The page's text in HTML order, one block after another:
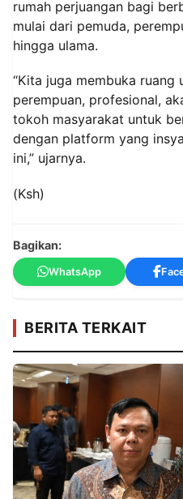
rumah perjuangan bagi
mulai dari pemuda,
hingga ulama.
“Kita juga membuka ruang
perempuan, profesional,
tokoh masyarakat untuk
dengan platform yang
ini,” ujarnya.
(Ksh)
Bagikan:
WhatsApp
BERITA TERKAIT